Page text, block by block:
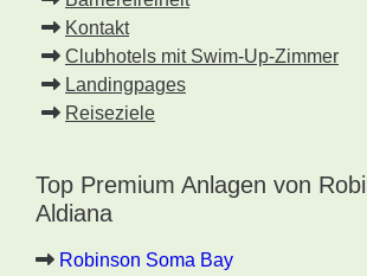
Kontakt
Clubhotels mit Swim-Up-Zimmer
Landingpages
Reiseziele
Top Premium Anlagen von
Aldiana
Robinson Soma Bay